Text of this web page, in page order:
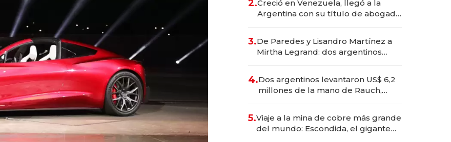
2.Creció en Venezuela, llegó a la
Argentina con su título de abogado
marcas "fast premium"
3.De Paredes y Lisandro Martínez a
Mirtha Legrand: dos argentinos
deportivo y el cuidado corporal
4.Dos argentinos levantaron US$ 6,2
millones de la mano de Rauch,
5.Viaje a la mina de cobre más grande
del mundo: Escondida, el gigante